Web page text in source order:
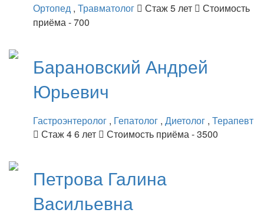
Ортопед , Травматолог Стаж 5 лет
Стоимость
приёма - 700
Барановский Андрей
Юрьевич
Гастроэнтеролог , Гепатолог , Диетолог , Терапевт
Стаж 4 6 лет
Стоимость приёма - 3500
Петрова Галина
Васильевна